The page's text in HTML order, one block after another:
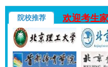
院校推荐 欢迎考生